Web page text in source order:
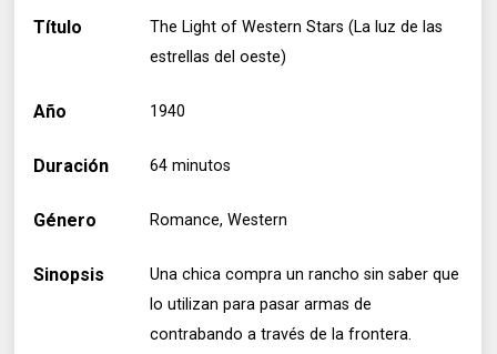
Título
The Light of Western Stars (La luz de las
estrellas del oeste)
Año 1940
Duración 64 minutos
Género Romance, Western
Sinopsis
Una chica compra un rancho sin saber que
lo utilizan para pasar armas de
contrabando a través de la frontera.